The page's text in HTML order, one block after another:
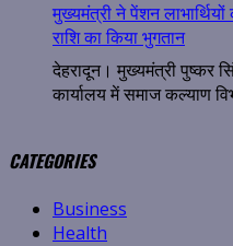
मुख्यमंत्री ने पेंशन
राशि का किया भुगतान
देहरादून। मुख्यमंत्री पुष्कर
कार्यालय में समाज कल्याण
CATEGORIES
Business
Health